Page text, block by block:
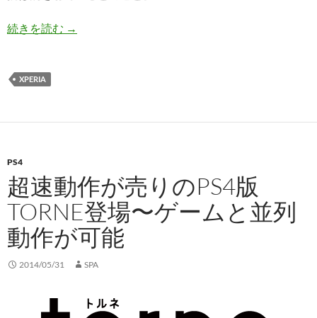
続きを読む これでおしまい、最後のソニー関連トピック紹介
→
XPERIA
PS4
超速動作が売りのPS4版
TORNE登場〜ゲームと並列
動作が可能
2014/05/31 SPA